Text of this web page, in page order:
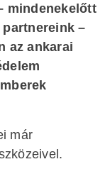
mindenekelőtt
–
az ankarai
már